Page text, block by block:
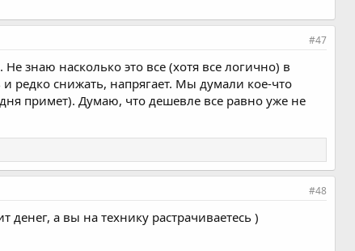
#47
знаю насколько это все (хотя все логично) в
редко снижать, напрягает. Мы думали кое-что
примет). Думаю, что дешевле все равно уже не
#48
денег, а вы на технику растрачиваетесь )